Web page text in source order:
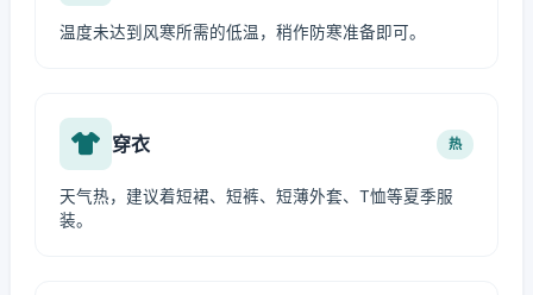
温度未达到风寒所需的低温，稍作防寒准备即可。
穿衣 热
天气热，建议着短裙、短裤、短薄外套、T恤等夏季服
装。